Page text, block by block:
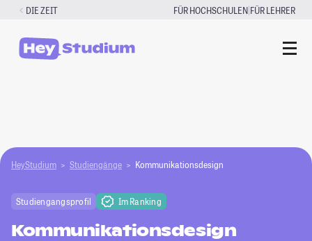
Zum
springen
DIE ZEIT FÜR HOCHSCHULEN|FÜR LEHRER
HeyStudium Studiengänge Kommunikationsdesign
Studiengangsprofil Im Ranking
Kommunikationsdesign